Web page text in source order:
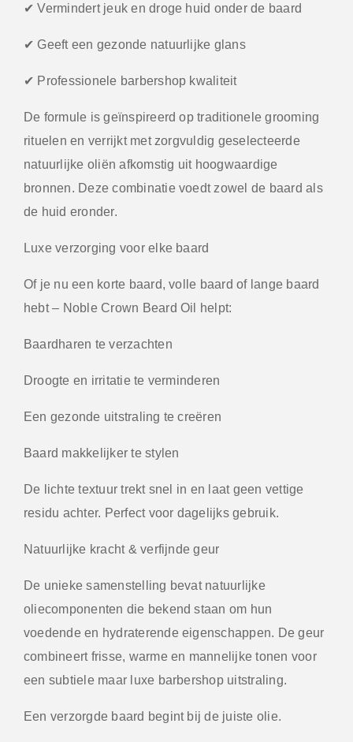
✔ Vermindert jeuk en droge huid onder de baard
✔ Geeft een gezonde natuurlijke glans
✔ Professionele barbershop kwaliteit
De formule is geïnspireerd op traditionele grooming
rituelen en verrijkt met zorgvuldig geselecteerde
natuurlijke oliën afkomstig uit hoogwaardige
bronnen. Deze combinatie voedt zowel de baard als
de huid eronder.
Luxe verzorging voor elke baard
Of je nu een korte baard, volle baard of lange baard
hebt – Noble Crown Beard Oil helpt:
Baardharen te verzachten
Droogte en irritatie te verminderen
Een gezonde uitstraling te creëren
Baard makkelijker te stylen
De lichte textuur trekt snel in en laat geen vettige
residu achter. Perfect voor dagelijks gebruik.
Natuurlijke kracht & verfijnde geur
De unieke samenstelling bevat natuurlijke
oliecomponenten die bekend staan om hun
voedende en hydraterende eigenschappen. De geur
combineert frisse, warme en mannelijke tonen voor
een subtiele maar luxe barbershop uitstraling.
Een verzorgde baard begint bij de juiste olie.